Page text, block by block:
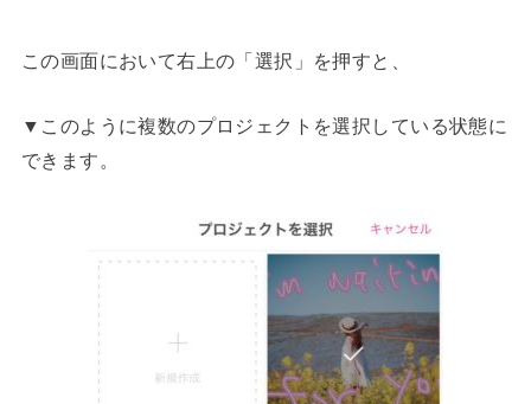
この画面において右上の「選択」を押すと、
▼このように複数のプロジェクトを選択している状態に
できます。